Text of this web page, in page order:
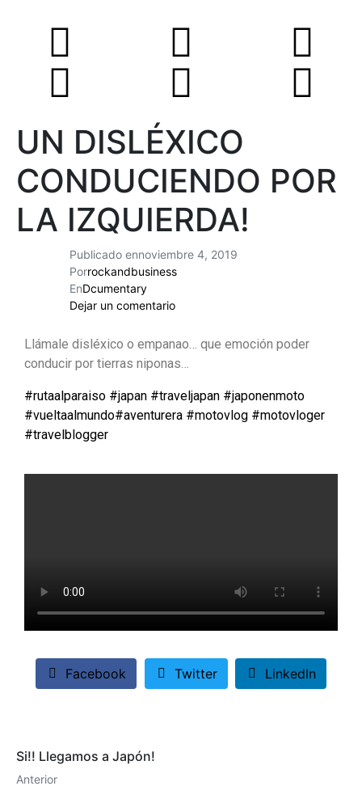
Publicado ennoviembre 4, 2019
Porrockandbusiness
EnDcumentary
Dejar un comentario
UN DISLÉXICO
CONDUCIENDO POR
LA IZQUIERDA!
Llámale disléxico o empanao… que emoción poder
conducir por tierras niponas…
#rutaalparaiso #japan #traveljapan #japonenmoto
#vueltaalmundo#aventurera #motovlog #motovloger
#travelblogger
Facebook Twitter LinkedIn
Si!! Llegamos a Japón!
Anterior